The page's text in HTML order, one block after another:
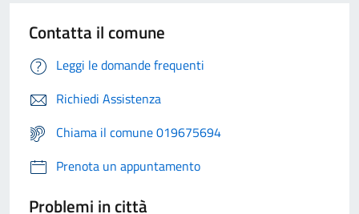
Contatta il comune
Leggi le domande frequenti
Richiedi Assistenza
Chiama il comune 019675694
Prenota un appuntamento
Problemi in città